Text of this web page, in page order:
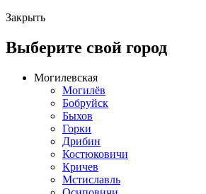
Закрыть
Выберите свой город
Могилевская
Могилёв
Бобруйск
Быхов
Горки
Дрибин
Костюковичи
Кричев
Мстиславль